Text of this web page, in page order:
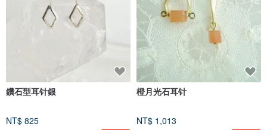
鑽石型耳针銀
NT$ 825
橙月光石耳针
NT$ 1,013